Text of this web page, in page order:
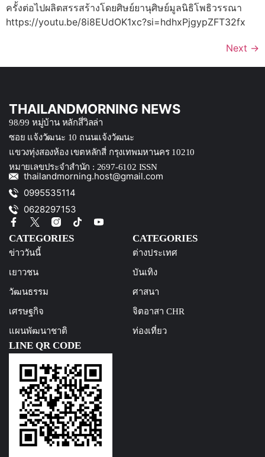
ครั้งต่อไปผลิตสรรสร้างโดยศิษย์ยานุศิษย์มูลนิธิโพธิวรรณา
https://youtu.be/8i8EUdOK1xc?si=hdhxPjgypZFT32fx
Next →
THAILANDMORNING NEWS
98/99 หมู่บ้าน หลักสึ่วิลล่า
ซอย แจ้งวัฒนะ 10 ถนนแจ้งวัฒนะ
แขวงทุ่งสองห้อง เขตหลักสี่ กรุงเทพมหานคร 10210
หมายเลขประจำสำนัก : 2697-6102 ISSN
thailandmorning.host@gmail.com
0995535114
0628297153
CATEGORIES
ข่าววันนี้
เยาวชน
วัฒนธรรม
เศรษฐกิจ
แผนพัฒนาชาติ
CATEGORIES
ต่างประเทศ
บันเทิง
ศาสนา
จิตอาสา CHR
ท่องเที่ยว
LINE QR CODE